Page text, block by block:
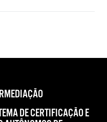
DE CERTIFICAÇÃO E